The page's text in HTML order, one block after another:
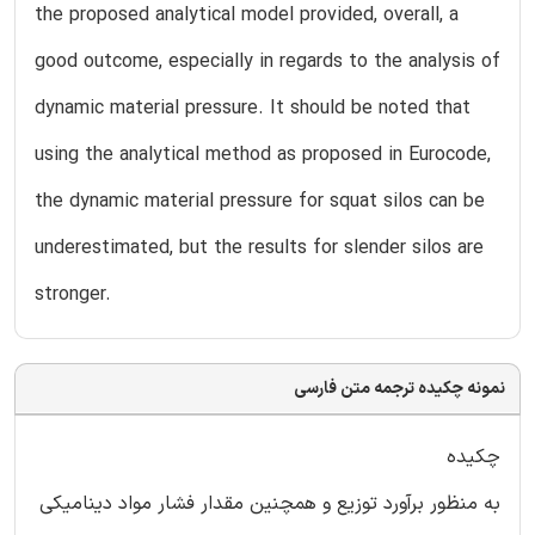
the proposed analytical model provided, overall, a
good outcome, especially in regards to the analysis of
dynamic material pressure. It should be noted that
using the analytical method as proposed in Eurocode,
the dynamic material pressure for squat silos can be
underestimated, but the results for slender silos are
stronger.
نمونه چکیده ترجمه متن فارسی
چکیده
به منظور برآورد توزیع و همچنین مقدار فشار مواد دینامیکی